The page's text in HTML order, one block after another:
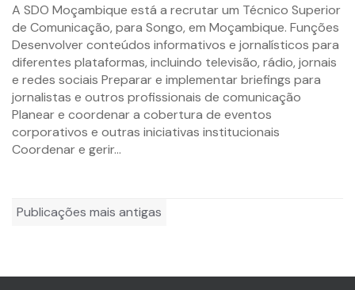
By
mzemprego.com
A SDO Moçambique está a recrutar um Técnico Superior
de Comunicação, para Songo, em Moçambique. Funções
Desenvolver conteúdos informativos e jornalísticos para
diferentes plataformas, incluindo televisão, rádio, jornais
e redes sociais Preparar e implementar briefings para
jornalistas e outros profissionais de comunicação
Planear e coordenar a cobertura de eventos
corporativos e outras iniciativas institucionais
Coordenar e gerir...
Navegação
Publicações mais antigas